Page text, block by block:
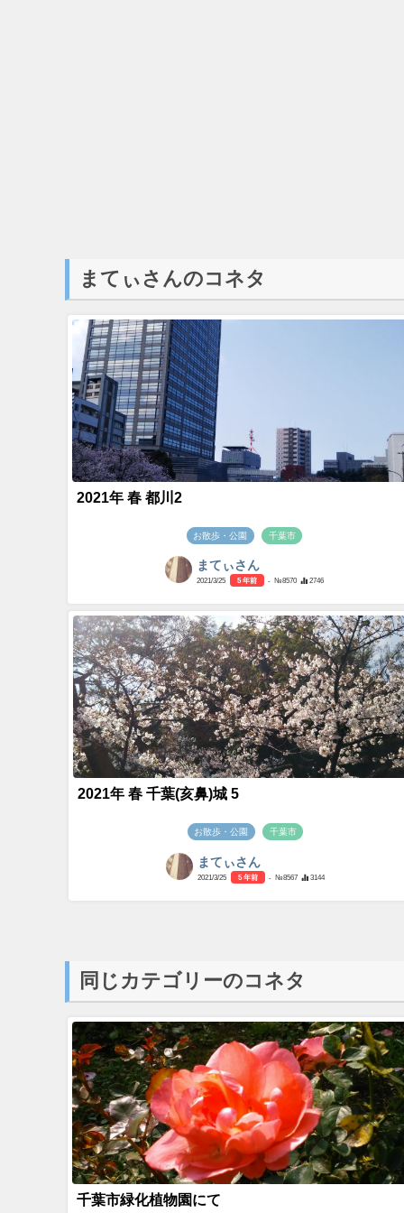
まてぃさんのコネタ
2021年 春 都川2
お散歩・公園 千葉市
まてぃさん
2021/3/25 5 年前 - №8570 2746
2021年 春 千葉(亥鼻)城 5
お散歩・公園 千葉市
まてぃさん
2021/3/25 5 年前 - №8567 3144
同じカテゴリーのコネタ
千葉市緑化植物園にて